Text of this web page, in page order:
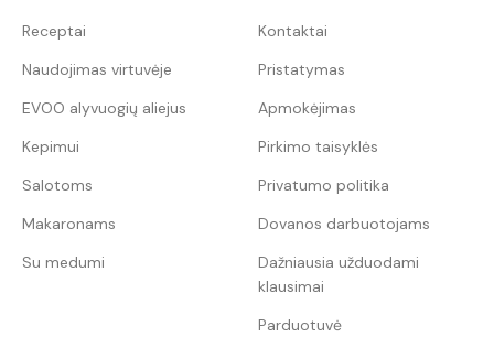
Receptai
Naudojimas virtuvėje
EVOO alyvuogių aliejus
Kepimui
Salotoms
Makaronams
Su medumi
Kontaktai
Pristatymas
Apmokėjimas
Pirkimo taisyklės
Privatumo politika
Dovanos darbuotojams
Dažniausia užduodami
klausimai
Parduotuvė